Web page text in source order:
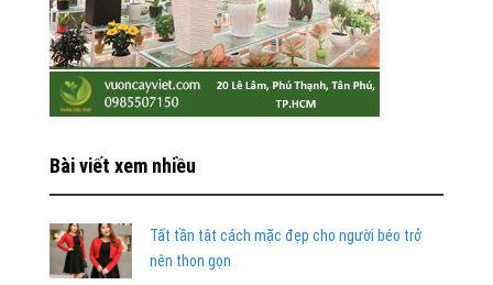
Bài viết xem nhiều
Tất tần tật cách mặc đẹp cho người béo trở
nên thon gọn